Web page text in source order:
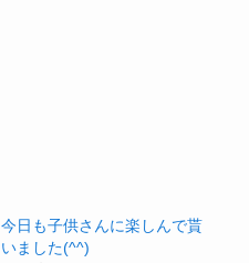
今日も子供さんに楽しんで貰
いました(^^)